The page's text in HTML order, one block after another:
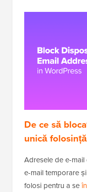
De ce să
unică
Adresele de e-
e-mail temporare
folosi pentru a se